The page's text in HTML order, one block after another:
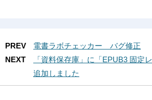
PREV
電書ラボチェッカー バグ修正
NEXT
「資料保存庫」に「EPUB3 固定
追加しました